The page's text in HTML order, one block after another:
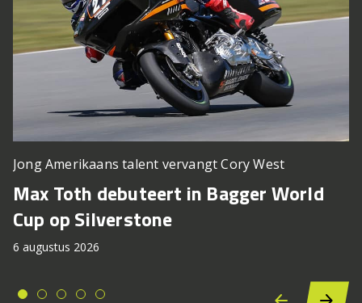
Jong Amerikaans talent vervangt Cory West
Max Toth debuteert in Bagger World
Cup op Silverstone
6 augustus 2026